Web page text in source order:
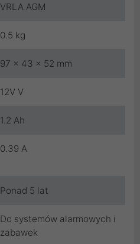
VRLA AGM
0.5 kg
97 x 43 x 52 mm
12V V
1.2 Ah
0.39 A
Ponad 5 lat
Do systemów alarmowych i
zabawek